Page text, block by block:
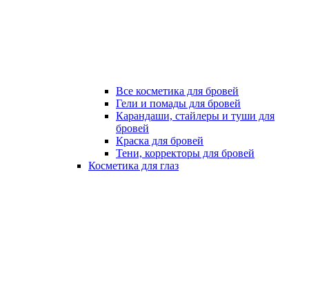
Все косметика для бровей
Гели и помады для бровей
Карандаши, стайлеры и туши для
бровей
Краска для бровей
Тени, корректоры для бровей
Косметика для глаз